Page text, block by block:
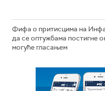
Фифа о притисцима на
да се оптужбама постигне
могуће гласањем